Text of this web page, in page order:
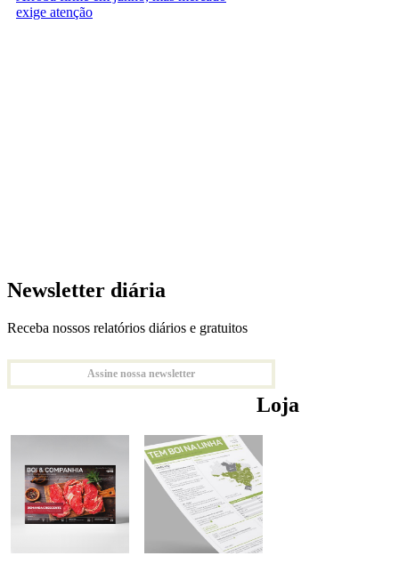
exige atenção
Newsletter diária
Receba nossos relatórios diários e gratuitos
Assine nossa newsletter
Loja